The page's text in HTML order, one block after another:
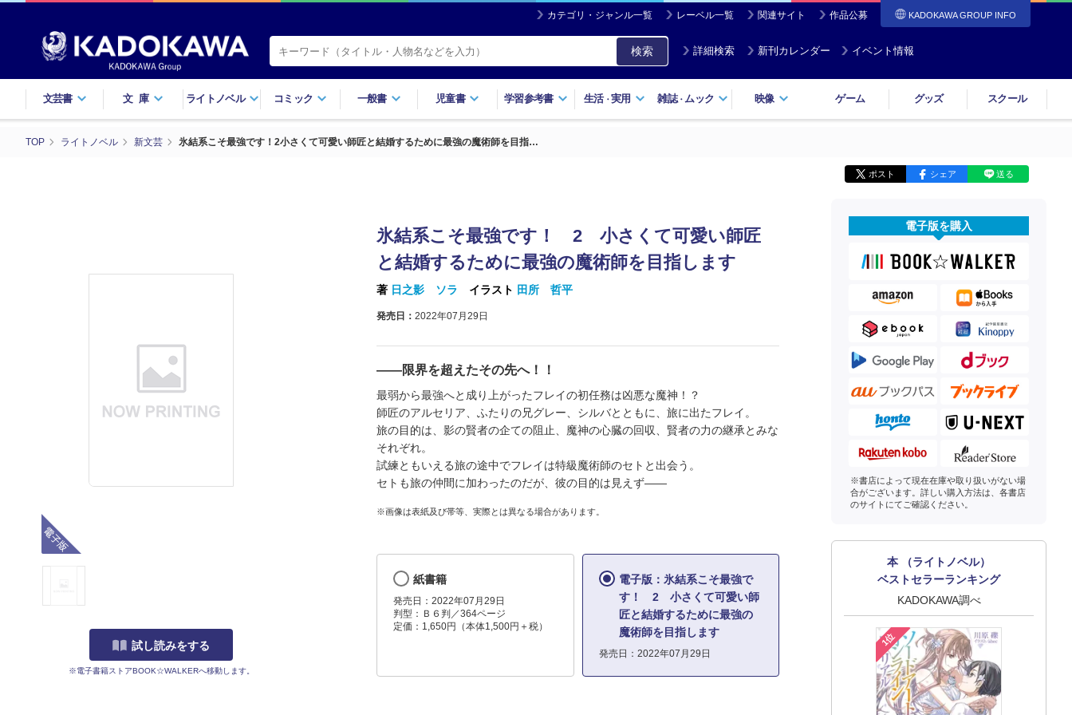
カテゴリ・ジャンル一覧 レーベル一覧 関連サイト 作品公募 KADOKAWA GROUP INFO
検索 詳細検索 新刊カレンダー イベント情報
文芸書 文庫 ライトノベル コミック 一般書 児童書 学習参考書 生活・実用 雑誌・ ムック 映像 ゲーム グッズ スクール
TOP ライトノベル 新文芸 氷結系こそ最強です！2小さくて可愛い師匠と結婚するために最強の魔術師を目指…
ポスト シェア 送る
試し読みをする
※電子書籍ストアBOOK☆WALKERへ移動します。
氷結系こそ最強です！ 2 小さくて可愛い師匠
と結婚するために最強の魔術師を目指します
著 日之影 ソラ イラスト 田所 哲平
発売日： 2022年07月29日
――限界を超えたその先へ！！
最弱から最強へと成り上がったフレイの初任務は凶悪な魔神！？
師匠のアルセリア、ふたりの兄グレー、シルバとともに、旅に出たフレイ。
旅の目的は、影の賢者の企ての阻止、魔神の心臓の回収、賢者の力の継承とみな
それぞれ。
試練ともいえる旅の途中でフレイは特級魔術師のセトと出会う。
セトも旅の仲間に加わったのだが、彼の目的は見えず――
※画像は表紙及び帯等、実際とは異なる場合があります。
紙書籍
発売日：2022年07月29日
判型：Ｂ６判／364ページ
定価：1,650円（本体1,500円＋税）
電子版：氷結系こそ最強で
す！ 2 小さくて可愛い師
匠と結婚するために最強の
魔術師を目指します
発売日：2022年07月29日
電子版を購入
※書店によって現在在庫や取り扱いがない場
合がございます。詳しい購入方法は、各書店
のサイトにてご確認ください。
本 （ライトノベル）
ベストセラーランキング
KADOKAWA調べ
1位